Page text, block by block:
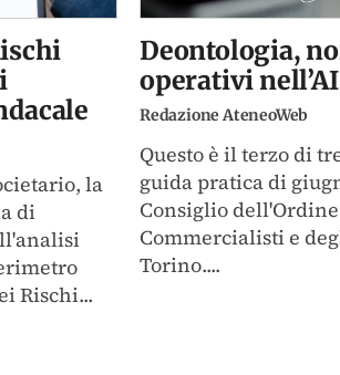
la
di
Rischi...
Deontologia,
operativi
Redazione AteneoWeb
Questo è il terzo di
guida pratica di
Consiglio
Commercialisti e
Torino....